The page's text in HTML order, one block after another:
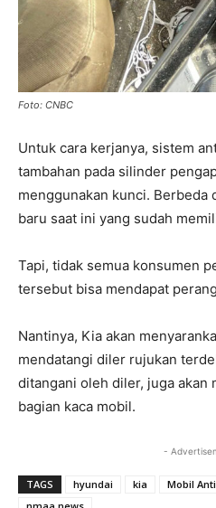
Foto: CNBC
Untuk cara kerjanya, sistem
tambahan pada silinder
menggunakan kunci. Berbeda
baru saat ini yang sudah
Tapi, tidak semua konsumen
tersebut bisa mendapat
Nantinya, Kia akan
mendatangi diler rujukan
ditangani oleh diler, juga akan
bagian kaca mobil.
-
TAGS hyundai kia Mobil